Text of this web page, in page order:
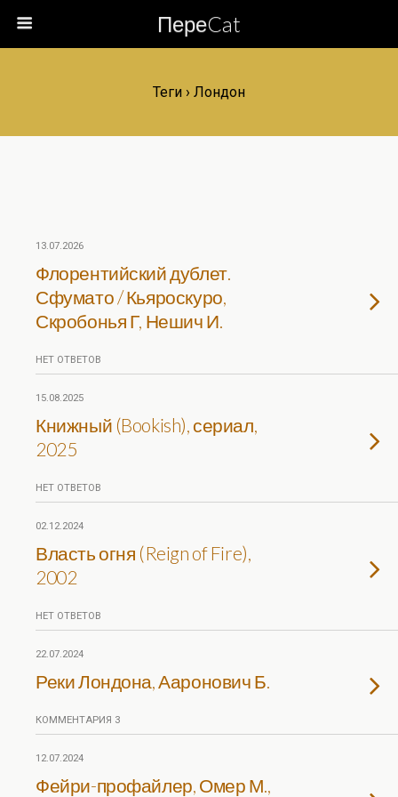
ПереCat
Теги › Лондон
13.07.2026
Флорентийский дублет.
Сфумато / Кьяроскуро,
Скробонья Г, Нешич И.
НЕТ ОТВЕТОВ
15.08.2025
Книжный (Bookish), сериал,
2025
НЕТ ОТВЕТОВ
02.12.2024
Власть огня (Reign of Fire),
2002
НЕТ ОТВЕТОВ
22.07.2024
Реки Лондона, Ааронович Б.
КОММЕНТАРИЯ 3
12.07.2024
Фейри-профайлер, Омер М.,